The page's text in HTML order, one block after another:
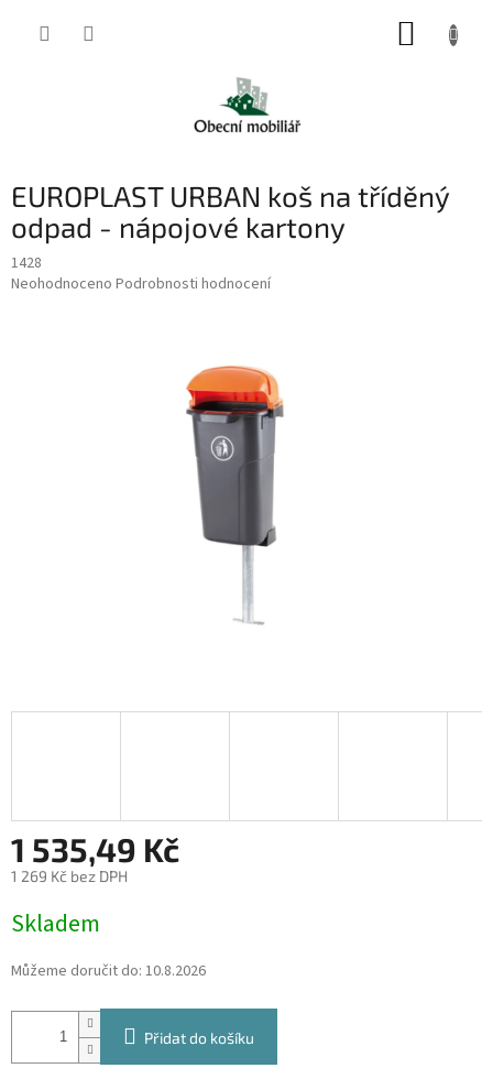
EUROPLAST URBAN koš na tříděný
odpad - nápojové kartony
1428
Průměrné
Neohodnoceno Podrobnosti hodnocení
1 535,49 Kč
1 269 Kč bez DPH
cena:
Skladem
Můžeme doručit do: 10.8.2026
Přidat do košíku